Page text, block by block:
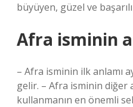
büyüyen, güzel ve
Afra isminin
– Afra isminin ilk anlamı
gelir. – Afra isminin diğer
kullanmanın en önemli